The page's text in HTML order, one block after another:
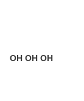
OH OH OH